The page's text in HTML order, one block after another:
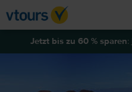
Jetzt bis zu 60 % sparen: